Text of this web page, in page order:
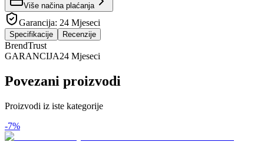
Više načina plaćanja
Garancija: 24 Mjeseci
Specifikacije Recenzije
BrendTrust
GARANCIJA24 Mjeseci
Povezani proizvodi
Proizvodi iz iste kategorije
-7%